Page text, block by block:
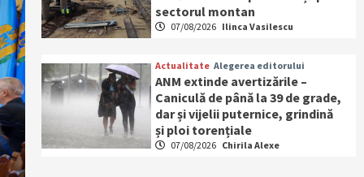
sectorul montan
07/08/2026 Ilinca Vasilescu
Actualitate Alegerea editorului
ANM extinde avertizările –
Caniculă de până la 39 de grade,
dar și vijelii puternice, grindină
și ploi torențiale
07/08/2026 Chirila Alexe